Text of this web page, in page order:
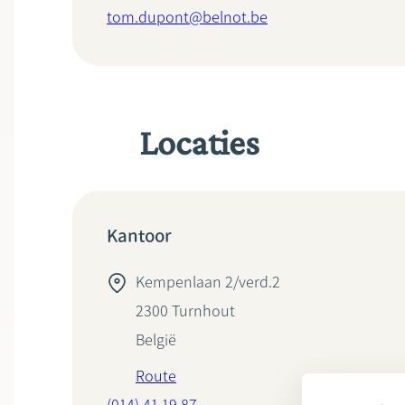
tom.dupont@belnot.be
Locaties
Kantoor
Kempenlaan 2/verd.2
2300 Turnhout
België
Route